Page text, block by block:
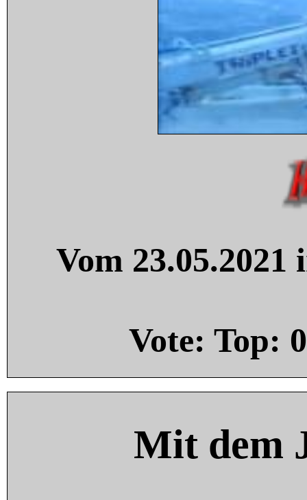
Vom
Vote: Top: 0
Mit dem